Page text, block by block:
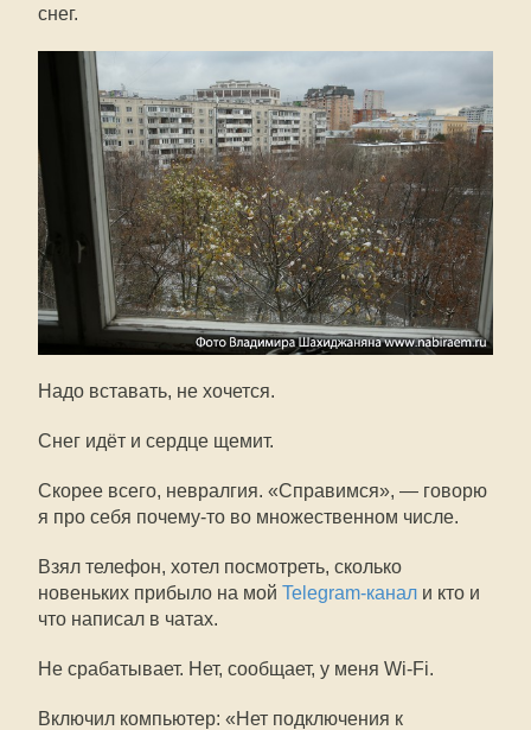
снег.
Надо вставать, не хочется.
Снег идёт и сердце щемит.
Скорее всего, невралгия. «Справимся», — говорю
я про себя почему-то во множественном числе.
Взял телефон, хотел посмотреть, сколько
новеньких прибыло на мой Telegram-канал и кто и
что написал в чатах.
Не срабатывает. Нет, сообщает, у меня Wi-Fi.
Включил компьютер: «Нет подключения к